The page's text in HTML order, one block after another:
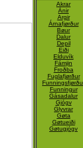
Akrar
Ánir
Argir
Árnafjørður
Bøur
Dalur
Depil
Eiði
Elduvík
Fámjin
Froðba
Fuglafjørður
Funningur
Gásadalur
Gjógv
Glyvrar
Gøta
Gøtueiði
Gøtugjógv